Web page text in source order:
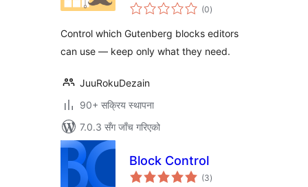
(0कुल
रेटिङ्गहरू
)
Control which Gutenberg blocks editors
can use — keep only what they need.
JuuRokuDezain
90+ सक्रिय स्थापना
7.0.3 सँग जाँच गरिएको
Block Control
(3कुल
रेटिङ्गहरू
)